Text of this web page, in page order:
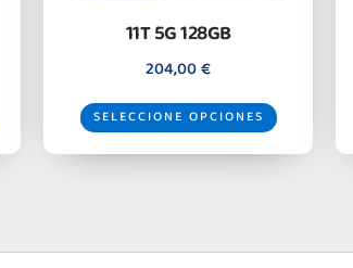
11T 5G 128GB
204,00€
SELECCIONE OPCIONES